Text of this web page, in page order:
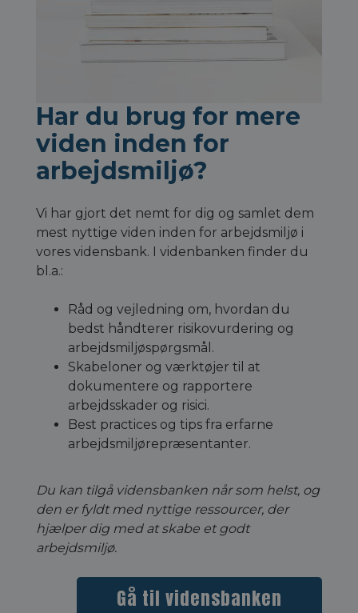
Har du brug for mere
viden inden for
arbejdsmiljø?
Vi har gjort det nemt for dig og samlet dem
mest nyttige viden inden for arbejdsmiljø i
vores vidensbank. I videnbanken finder du
bl.a.:
Råd og vejledning om, hvordan du
bedst håndterer risikovurdering og
arbejdsmiljøspørgsmål.
Skabeloner og værktøjer til at
dokumentere og rapportere
arbejdsskader og risici.
Best practices og tips fra erfarne
arbejdsmiljørepræsentanter.
Du kan tilgå vidensbanken når som helst, og
den er fyldt med nyttige ressourcer, der
hjælper dig med at skabe et godt
arbejdsmiljø.
Gå til vidensbanken